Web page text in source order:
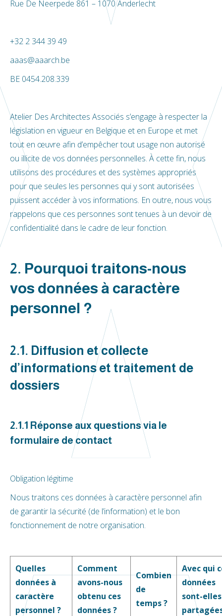
Rue De Neerpede 861 – 1070 Anderlecht
+32 2 344 39 49
aaas@aaarch.be
BE 0454.208.339
Atelier Des Architectes Associés s’engage à respecter la
législation en vigueur en Belgique et en Europe et met
tout en œuvre afin d’empêcher tout usage non autorisé
ou illicite de vos données personnelles. À cette fin, nous
utilisons des procédures et des systèmes appropriés
pour que seules les personnes qui y sont autorisées
puissent accéder à vos informations. En outre, nous vous
rappelons que ces personnes sont tenues à un devoir de
confidentialité dans le cadre de leur fonction.
2. Pourquoi traitons-nous
vos données à caractère
personnel ?
2.1. Diffusion et collecte
d’informations et traitement de
dossiers
2.1.1 Réponse aux questions via le
formulaire de contact
Obligation légitime
Nous traitons ces données à caractère personnel afin
de garantir la sécurité (de l’information) et le bon
fonctionnement de notre organisation.
Quelles
données à
caractère
personnel ?
Comment
avons-nous
obtenu ces
données ?
Combien
de
temps ?
Avec qui
données
sont-elles